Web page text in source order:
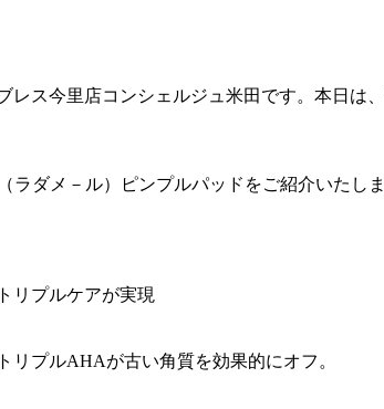
レス今里店コンシェルジュ米田です。本日は
ラダメ－ル）ピンプルパッドをご紹介いたしま
リプルケアが実現
リプルAHAが古い角質を効果的にオフ。